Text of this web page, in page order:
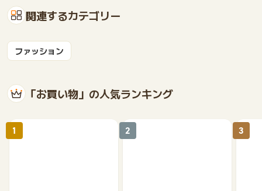
関連するカテゴリー
ファッション
「お買い物」の人気ランキング
1 2 3